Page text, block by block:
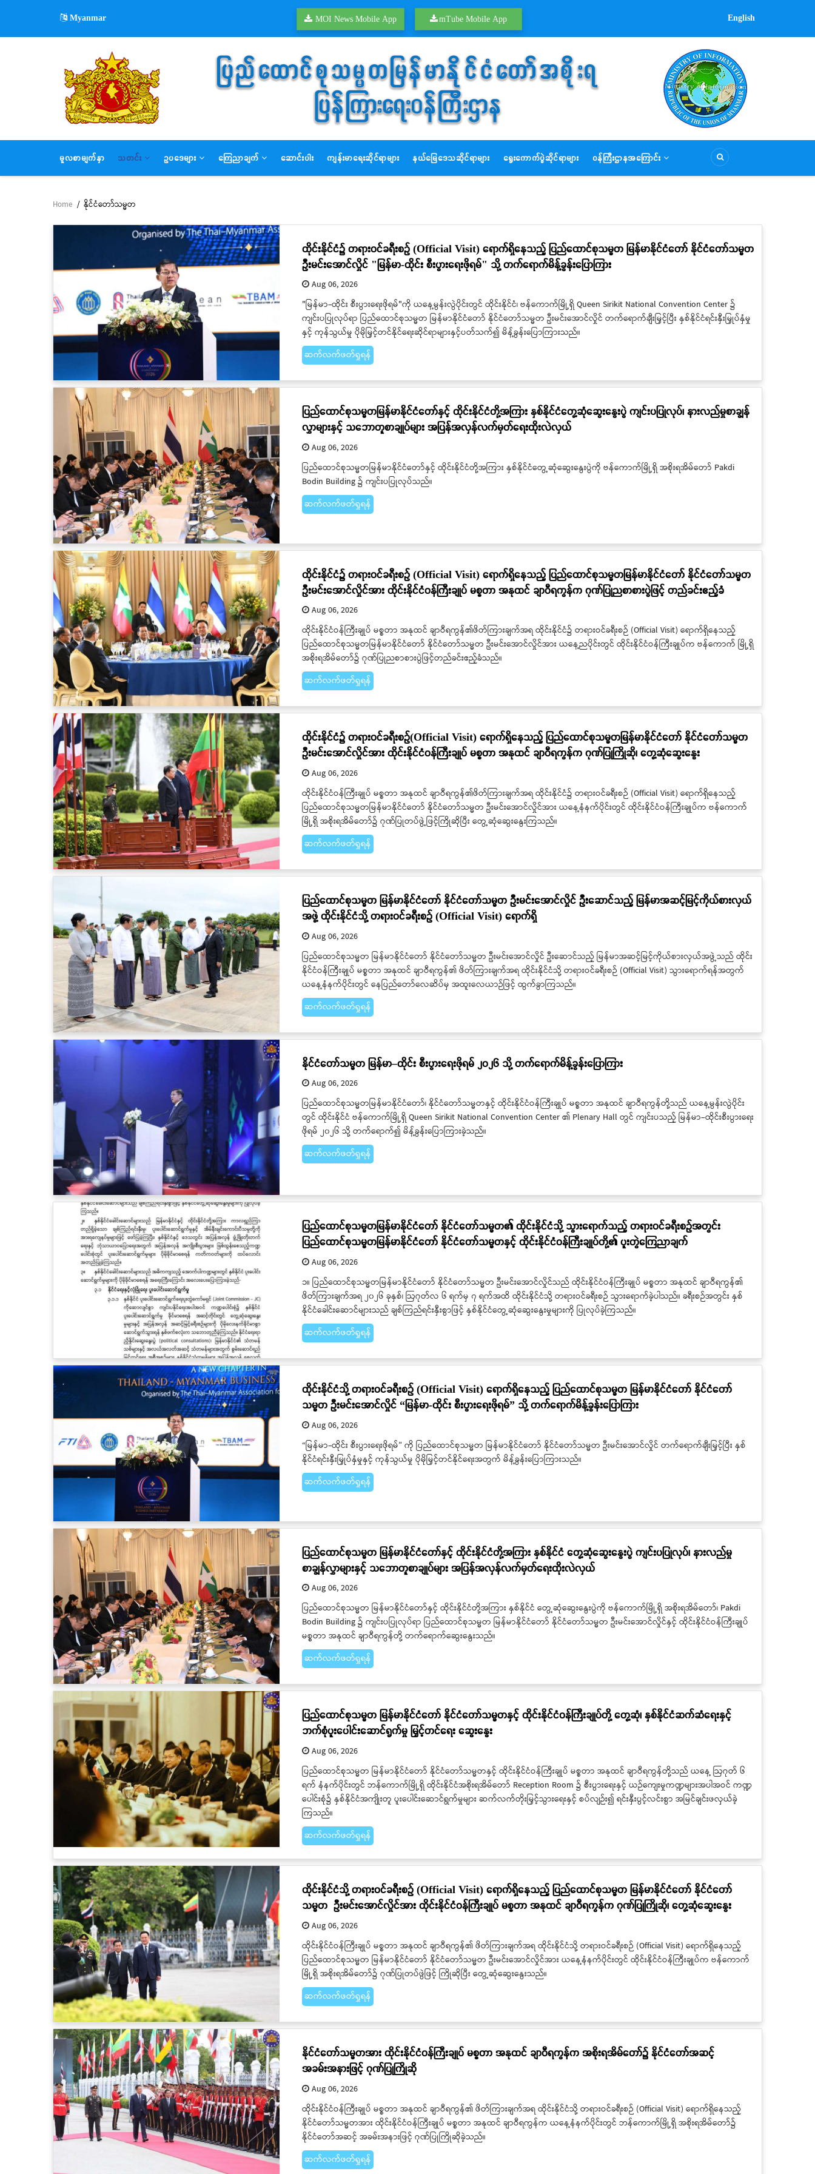
main
Myanmar MOI News Mobile App mTube Mobile App English
MAIN
NAVIGATION
မူလစာမျက်နှာ သတင်း ဥပဒေများ ကြေညာချက် ဆောင်းပါး ကျန်းမာရေးဆိုင်ရာများ နယ်မြေဒေသဆိုင်ရာများ ရွေးကောက်ပွဲဆိုင်ရာများ ဝန်ကြီးဌာနအကြောင်း
Breadcrumb
Home / နိုင်ငံတော်သမ္မတ
ထိုင်းနိုင်ငံ၌ တရားဝင်ခရီးစဉ် (Official Visit) ရောက်ရှိနေသည့် ပြည်ထောင်စုသမ္မတ မြန်မာနိုင်ငံတော် နိုင်ငံတော်သမ္မတ
ဦးမင်းအောင်လှိုင် "မြန်မာ-ထိုင်း စီးပွားရေးဖိုရမ်" သို့ တက်ရောက်မိန့်ခွန်းပြောကြား
Aug 06, 2026
"မြန်မာ-ထိုင်း စီးပွားရေးဖိုရမ်"ကို ယနေ့မွန်းလွဲပိုင်းတွင် ထိုင်းနိုင်ငံ၊ ဗန်ကောက်မြို့ရှိ Queen Sirikit National Convention Center ၌
ကျင်းပပြုလုပ်ရာ ပြည်ထောင်စုသမ္မတ မြန်မာနိုင်ငံတော် နိုင်ငံတော်သမ္မတ ဦးမင်းအောင်လှိုင် တက်ရောက်ချီးမြှင့်ပြီး နှစ်နိုင်ငံရင်းနှီးမြှုပ်နှံမှု
နှင့် ကုန်သွယ်မှု ပိုမိုမြှင့်တင်နိုင်ရေးဆိုင်ရာများနှင့်ပတ်သက်၍ မိန့်ခွန်းပြောကြားသည်။
ဆက်လက်ဖတ်ရှုရန်
ပြည်ထောင်စုသမ္မတမြန်မာနိုင်ငံတော်နှင့် ထိုင်းနိုင်ငံတို့အကြား နှစ်နိုင်ငံတွေ့ဆုံဆွေးနွေးပွဲ ကျင်းပပြုလုပ်၊ နားလည်မှုစာချွန်
လွှာများနှင့် သဘောတူစာချုပ်များ အပြန်အလှန်လက်မှတ်ရေးထိုးလဲလှယ်
Aug 06, 2026
ပြည်ထောင်စုသမ္မတမြန်မာနိုင်ငံတော်နှင့် ထိုင်းနိုင်ငံတို့အကြား နှစ်နိုင်ငံတွေ့ဆုံဆွေးနွေးပွဲကို ဗန်ကောက်မြို့ရှိ အစိုးရအိမ်တော် Pakdi
Bodin Building ၌ ကျင်းပပြုလုပ်သည်။
ဆက်လက်ဖတ်ရှုရန်
ထိုင်းနိုင်ငံ၌ တရားဝင်ခရီးစဉ် (Official Visit) ရောက်ရှိနေသည့် ပြည်ထောင်စုသမ္မတမြန်မာနိုင်ငံတော် နိုင်ငံတော်သမ္မတ
ဦးမင်းအောင်လှိုင်အား ထိုင်းနိုင်ငံဝန်ကြီးချုပ် မစ္စတာ အနုထင် ချာဝီရကွန်က ဂုဏ်ပြုညစာစားပွဲဖြင့် တည်ခင်းဧည့်ခံ
Aug 06, 2026
ထိုင်းနိုင်ငံဝန်ကြီးချုပ် မစ္စတာ အနုထင် ချာဝီရကွန်၏ဖိတ်ကြားချက်အရ ထိုင်းနိုင်ငံ၌ တရားဝင်ခရီးစဉ် (Official Visit) ရောက်ရှိနေသည့်
ပြည်ထောင်စုသမ္မတမြန်မာနိုင်ငံတော် နိုင်ငံတော်သမ္မတ ဦးမင်းအောင်လှိုင်အား ယနေ့ညပိုင်းတွင် ထိုင်းနိုင်ငံဝန်ကြီးချုပ်က ဗန်ကောက် မြို့ရှိ
အစိုးရအိမ်တော်၌ ဂုဏ်ပြုညစာစားပွဲဖြင့်တည်ခင်းဧည့်ခံသည်။
ဆက်လက်ဖတ်ရှုရန်
ထိုင်းနိုင်ငံ၌ တရားဝင်ခရီးစဉ်(Official Visit) ရောက်ရှိနေသည့် ပြည်ထောင်စုသမ္မတမြန်မာနိုင်ငံတော် နိုင်ငံတော်သမ္မတ
ဦးမင်းအောင်လှိုင်အား ထိုင်းနိုင်ငံဝန်ကြီးချုပ် မစ္စတာ အနုထင် ချာဝီရကွန်က ဂုဏ်ပြုကြိုဆို၊ တွေ့ဆုံဆွေးနွေး
Aug 06, 2026
ထိုင်းနိုင်ငံဝန်ကြီးချုပ် မစ္စတာ အနုထင် ချာဝီရကွန်၏ဖိတ်ကြားချက်အရ ထိုင်းနိုင်ငံ၌ တရားဝင်ခရီးစဉ် (Official Visit) ရောက်ရှိနေသည့်
ပြည်ထောင်စုသမ္မတမြန်မာနိုင်ငံတော် နိုင်ငံတော်သမ္မတ ဦးမင်းအောင်လှိုင်အား ယနေ့နံနက်ပိုင်းတွင် ထိုင်းနိုင်ငံဝန်ကြီးချုပ်က ဗန်ကောက်
မြို့ရှိ အစိုးရအိမ်တော်၌ ဂုဏ်ပြုတပ်ဖွဲ့ဖြင့်ကြိုဆိုပြီး တွေ့ဆုံဆွေးနွေးကြသည်။
ဆက်လက်ဖတ်ရှုရန်
ပြည်ထောင်စုသမ္မတ မြန်မာနိုင်ငံတော် နိုင်ငံတော်သမ္မတ ဦးမင်းအောင်လှိုင် ဦးဆောင်သည့် မြန်မာအဆင့်မြင့်ကိုယ်စားလှယ်
အဖွဲ့ ထိုင်းနိုင်ငံသို့ တရားဝင်ခရီးစဉ် (Official Visit) ရောက်ရှိ
Aug 06, 2026
ပြည်ထောင်စုသမ္မတ မြန်မာနိုင်ငံတော် နိုင်ငံတော်သမ္မတ ဦးမင်းအောင်လှိုင် ဦးဆောင်သည့် မြန်မာအဆင့်မြင့်ကိုယ်စားလှယ်အဖွဲ့သည် ထိုင်း
နိုင်ငံဝန်ကြီးချုပ် မစ္စတာ အနုထင် ချာဝီရကွန်၏ ဖိတ်ကြားချက်အရ ထိုင်းနိုင်ငံသို့ တရားဝင်ခရီးစဉ် (Official Visit) သွားရောက်ရန်အတွက်
ယနေ့နံနက်ပိုင်းတွင် နေပြည်တော်လေဆိပ်မှ အထူးလေယာဉ်ဖြင့် ထွက်ခွာကြသည်။
ဆက်လက်ဖတ်ရှုရန်
နိုင်ငံတော်သမ္မတ မြန်မာ–ထိုင်း စီးပွားရေးဖိုရမ် ၂၀၂၆ သို့ တက်ရောက်မိန့်ခွန်းပြောကြား
Aug 06, 2026
ပြည်ထောင်စုသမ္မတမြန်မာနိုင်ငံတော်၊ နိုင်ငံတော်သမ္မတနှင့် ထိုင်းနိုင်ငံဝန်ကြီးချုပ် မစ္စတာ အနုထင် ချာဝီရကွန်တို့သည် ယနေ့မွန်းလွဲပိုင်း
တွင် ထိုင်းနိုင်ငံ ဗန်ကောက်မြို့ရှိ Queen Sirikit National Convention Center ၏ Plenary Hall တွင် ကျင်းပသည့် မြန်မာ–ထိုင်းစီးပွားရေး
ဖိုရမ် ၂၀၂၆ သို့ တက်ရောက်၍ မိန့်ခွန်းပြောကြားခဲ့သည်။
ဆက်လက်ဖတ်ရှုရန်
ပြည်ထောင်စုသမ္မတမြန်မာနိုင်ငံတော် နိုင်ငံတော်သမ္မတ၏ ထိုင်းနိုင်ငံသို့ သွားရောက်သည့် တရားဝင်ခရီးစဉ်အတွင်း
ပြည်ထောင်စုသမ္မတမြန်မာနိုင်ငံတော် နိုင်ငံတော်သမ္မတနှင့် ထိုင်းနိုင်ငံဝန်ကြီးချုပ်တို့၏ ပူးတွဲကြေညာချက်
Aug 06, 2026
၁။ ပြည်ထောင်စုသမ္မတမြန်မာနိုင်ငံတော် နိုင်ငံတော်သမ္မတ ဦးမင်းအောင်လှိုင်သည် ထိုင်းနိုင်ငံဝန်ကြီးချုပ် မစ္စတာ အနုထင် ချာဝီရကွန်၏
ဖိတ်ကြားချက်အရ ၂၀၂၆ ခုနှစ်၊ ဩဂုတ်လ ၆ ရက်မှ ၇ ရက်အထိ ထိုင်းနိုင်ငံသို့ တရားဝင်ခရီးစဉ် သွားရောက်ခဲ့ပါသည်။ ခရီးစဉ်အတွင်း နှစ်
နိုင်ငံခေါင်းဆောင်များသည် ချစ်ကြည်ရင်းနှီးစွာဖြင့် နှစ်နိုင်ငံတွေ့ဆုံဆွေးနွေးမှုများကို ပြုလုပ်ခဲ့ကြသည်။
ဆက်လက်ဖတ်ရှုရန်
ထိုင်းနိုင်ငံသို့ တရားဝင်ခရီးစဉ် (Official Visit) ရောက်ရှိနေသည့် ပြည်ထောင်စုသမ္မတ မြန်မာနိုင်ငံတော် နိုင်ငံတော်
သမ္မတ ဦးမင်းအောင်လှိုင် “မြန်မာ-ထိုင်း စီးပွားရေးဖိုရမ်” သို့ တက်ရောက်မိန့်ခွန်းပြောကြား
Aug 06, 2026
“မြန်မာ-ထိုင်း စီးပွားရေးဖိုရမ်” ကို ပြည်ထောင်စုသမ္မတ မြန်မာနိုင်ငံတော် နိုင်ငံတော်သမ္မတ ဦးမင်းအောင်လှိုင် တက်ရောက်ချီးမြှင့်ပြီး နှစ်
နိုင်ငံရင်းနှီးမြှုပ်နှံမှုနှင့် ကုန်သွယ်မှု ပိုမိုမြှင့်တင်နိုင်ရေးအတွက် မိန့်ခွန်းပြောကြားသည်။
ဆက်လက်ဖတ်ရှုရန်
ပြည်ထောင်စုသမ္မတ မြန်မာနိုင်ငံတော်နှင့် ထိုင်းနိုင်ငံတို့အကြား နှစ်နိုင်ငံ တွေ့ဆုံဆွေးနွေးပွဲ ကျင်းပပြုလုပ်၊ နားလည်မှု
စာချွန်လွှာများနှင့် သဘောတူစာချုပ်များ အပြန်အလှန်လက်မှတ်ရေးထိုးလဲလှယ်
Aug 06, 2026
ပြည်ထောင်စုသမ္မတ မြန်မာနိုင်ငံတော်နှင့် ထိုင်းနိုင်ငံတို့အကြား နှစ်နိုင်ငံ တွေ့ဆုံဆွေးနွေးပွဲကို ဗန်ကောက်မြို့ရှိ အစိုးရအိမ်တော်၊ Pakdi
Bodin Building ၌ ကျင်းပပြုလုပ်ရာ ပြည်ထောင်စုသမ္မတ မြန်မာနိုင်ငံတော် နိုင်ငံတော်သမ္မတ ဦးမင်းအောင်လှိုင်နှင့် ထိုင်းနိုင်ငံဝန်ကြီးချုပ်
မစ္စတာ အနုထင် ချာဝီရကွန်တို့ တက်ရောက်ဆွေးနွေးသည်။
ဆက်လက်ဖတ်ရှုရန်
ပြည်ထောင်စုသမ္မတ မြန်မာနိုင်ငံတော် နိုင်ငံတော်သမ္မတနှင့် ထိုင်းနိုင်ငံဝန်ကြီးချုပ်တို့ တွေ့ဆုံ၊ နှစ်နိုင်ငံဆက်ဆံရေးနှင့်
ဘက်စုံပူးပေါင်းဆောင်ရွက်မှု မြှင့်တင်ရေး ဆွေးနွေး
Aug 06, 2026
​​​​​​​ပြည်ထောင်စုသမ္မတ မြန်မာနိုင်ငံတော် နိုင်ငံတော်သမ္မတနှင့် ထိုင်းနိုင်ငံဝန်ကြီးချုပ် မစ္စတာ အနုထင် ချာဝီရကွန်တို့သည် ယနေ့ ဩဂုတ် ၆
ရက် နံနက်ပိုင်းတွင် ဘန်ကောက်မြို့ရှိ ထိုင်းနိုင်ငံအစိုးရအိမ်တော် Reception Room ၌ စီးပွားရေးနှင့် ယဉ်ကျေးမှုကဏ္ဍများအပါအဝင် ကဏ္ဍ
ပေါင်းစုံ၌ နှစ်နိုင်ငံအကျိုးတူ ပူးပေါင်းဆောင်ရွက်မှုများ ဆက်လက်တိုးမြှင့်သွားရေးနှင့် စပ်လျဉ်း၍ ရင်းနှီးပွင့်လင်းစွာ အမြင်ချင်းဖလှယ်ခဲ့
ကြသည်။
ဆက်လက်ဖတ်ရှုရန်
ထိုင်းနိုင်ငံသို့ တရားဝင်ခရီးစဉ် (Official Visit) ရောက်ရှိနေသည့် ပြည်ထောင်စုသမ္မတ မြန်မာနိုင်ငံတော် နိုင်ငံတော်
သမ္မတ ဦးမင်းအောင်လှိုင်အား ထိုင်းနိုင်ငံဝန်ကြီးချုပ် မစ္စတာ အနုထင် ချာဝီရကွန်က ဂုဏ်ပြုကြိုဆို၊ တွေ့ဆုံဆွေးနွေး
Aug 06, 2026
ထိုင်းနိုင်ငံဝန်ကြီးချုပ် မစ္စတာ အနုထင် ချာဝီရကွန်၏ ဖိတ်ကြားချက်အရ ထိုင်းနိုင်ငံသို့ တရားဝင်ခရီးစဉ် (Official Visit) ရောက်ရှိနေသည့်
ပြည်ထောင်စုသမ္မတ မြန်မာနိုင်ငံတော် နိုင်ငံတော်သမ္မတ ဦးမင်းအောင်လှိုင်အား ယနေ့နံနက်ပိုင်းတွင် ထိုင်းနိုင်ငံဝန်ကြီးချုပ်က ဗန်ကောက်
မြို့ရှိ အစိုးရအိမ်တော်၌ ဂုဏ်ပြုတပ်ဖွဲဖြင့် ကြိုဆိုပြီး တွေ့ဆုံဆွေးနွေးသည်။
ဆက်လက်ဖတ်ရှုရန်
နိုင်ငံတော်သမ္မတအား ထိုင်းနိုင်ငံဝန်ကြီးချုပ် မစ္စတာ အနုထင် ချာဝီရကွန်က အစိုးရအိမ်တော်၌ နိုင်ငံတော်အဆင့်
အခမ်းအနားဖြင့် ဂုဏ်ပြုကြိုဆို
Aug 06, 2026
​​​​​​​ထိုင်းနိုင်ငံဝန်ကြီးချုပ် မစ္စတာ အနုထင် ချာဝီရကွန်၏ ဖိတ်ကြားချက်အရ ထိုင်းနိုင်ငံသို့ တရားဝင်ခရီးစဉ် (Official Visit) ရောက်ရှိနေသည့်
နိုင်ငံတော်သမ္မတအား ထိုင်းနိုင်ငံဝန်ကြီးချုပ် မစ္စတာ အနုထင် ချာဝီရကွန်က ယနေ့နံနက်ပိုင်းတွင် ဘန်ကောက်မြို့ရှိ အစိုးရအိမ်တော်၌
နိုင်ငံတော်အဆင့် အခမ်းအနားဖြင့် ဂုဏ်ပြုကြိုဆိုခဲ့သည်။
ဆက်လက်ဖတ်ရှုရန်